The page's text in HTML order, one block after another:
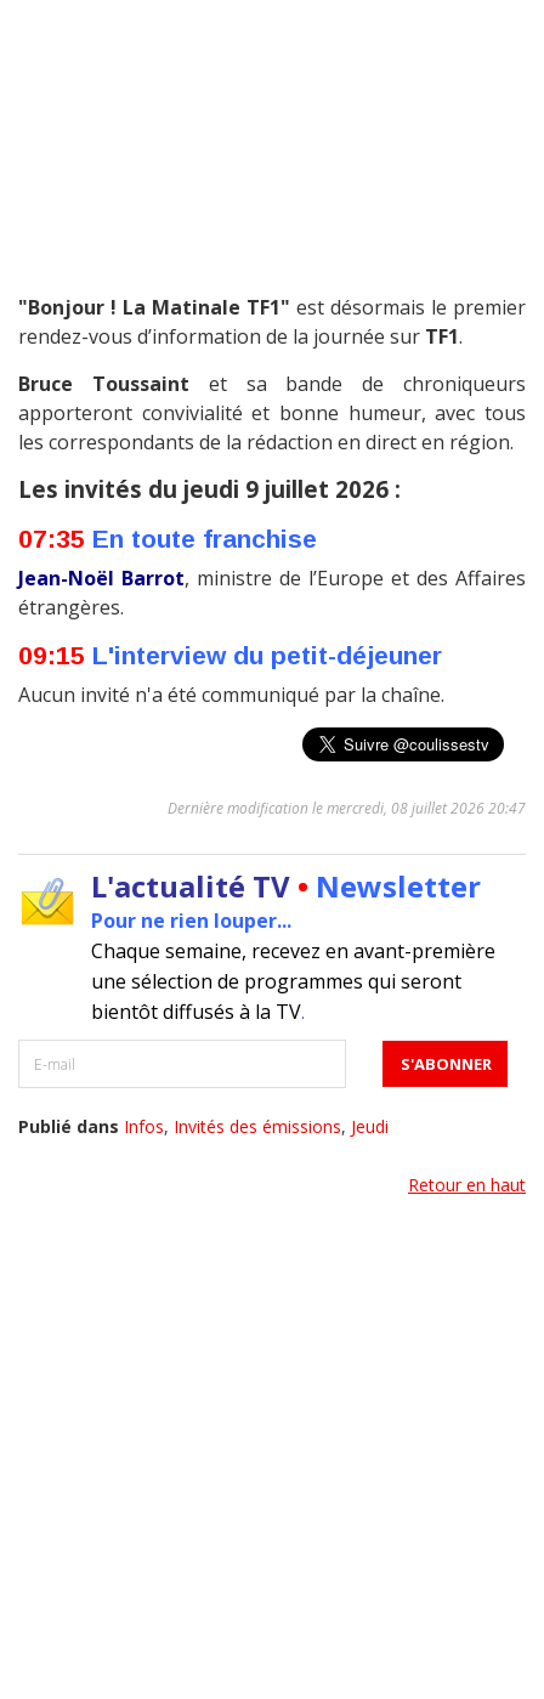
"Bonjour ! La Matinale TF1" est désormais le premier
rendez-vous d’information de la journée sur TF1.
Bruce Toussaint et sa bande de chroniqueurs
apporteront convivialité et bonne humeur, avec tous
les correspondants de la rédaction en direct en région.
Les invités du jeudi 9 juillet 2026 :
07:35 En toute franchise
Jean-Noël Barrot, ministre de l’Europe et des Affaires
étrangères.
09:15 L'interview du petit-déjeuner
Aucun invité n'a été communiqué par la chaîne.
Dernière modification le mercredi, 08 juillet 2026 20:47
L'actualité TV • Newsletter
Pour ne rien louper...
Chaque semaine, recevez en avant-première
une sélection de programmes qui seront
bientôt diffusés à la TV.
Publié dans Infos, Invités des émissions, Jeudi
Retour en haut